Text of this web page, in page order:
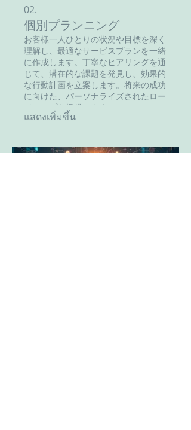
02.
個別プランニング
お客様一人ひとりの状況や目標を深く
理解し、最適なサービスプランを一緒
に作成します。丁寧なヒアリングを通
じて、潜在的な課題を発見し、効果的
な行動計画を立案します。将来の成功
に向けた、パーソナライズされたロー
ドマップを提供します。
แสดงเพิ่มขึ้น